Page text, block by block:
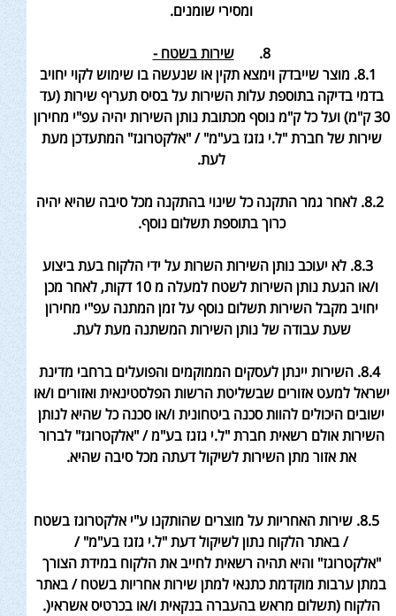
ומסירי שומנים.
8.
שירות בשטח -
8.1. מוצר שייבדק וימצא תקין או שנעשה בו שימוש לקוי יחויב
בדמי בדיקה בתוספת עלות השירות על בסיס תעריף שירות (עד
30 ק"מ
) ועל כל ק"מנוסף מכתובת נותן השירות יהיה עפ"י מחירון
שירות של חברת"ל.י גזגז בע"מ" / "אלקטרוגז" המתעדכן מעת
לעת.
8.2. לאחר גמר התקנה כל שינוי בהתקנה מכל סיבה שהיא יהיה
כרוך בתוספת תשלום נוסף.
8.3. לא יעוכב נותן השירות השרות על ידי הלקוח בעת ביצוע
ו/או הגעת נותן השירות לשטח למעלה מ 10 דקות, לאחר מכן
יחויב מקבל השירות תשלום נוסף עלזמן המתנה עפ"י מחירון
שעת עבודה של נותן השירות המשתנה מעת לעת.
8.4. השירות יינתן לעסקים הממוקמים והפועלים ברחבי מדינת
ישראל למעט אזורים שבשליטת הרשות הפלסטינאית ואזורים ו/או
ישובים היכולים להוות סכנה ביטחונית ו/או סכנה כל שהיא לנותן
השירות אולם רשאית חברת "ל.י גזגז בע"מ / "אלקטרוגז" לברור
את אזור מתן השירותלשיקול דעתה מכל סיבה שהיא.
8.5. שירות האחריות על מוצרים שהותקנו ע"י אלקטרוגז בשטח
/ באתר הלקוח נתון לשיקול דעת "ל.י גזגז בע"מ" /
"אלקטרוגז" והיא תהיה רשאית לחייב את הלקוח במידת הצורך
במתן ערבות מוקדמתכתנאי למתן שירות אחריות בשטח / באתר
הלקוח (תשלום מראשבהעברה בנקאית ו/או בכרטיס אשראי(.